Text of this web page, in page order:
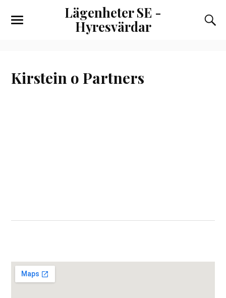
Lägenheter SE -
Hyresvärdar
Kirstein o Partners